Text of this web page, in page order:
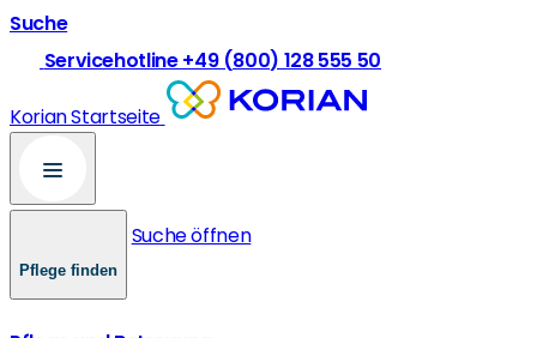
Suche
Servicehotline +49 (800) 128 555 50
Korian Startseite
Pflege finden
Suche öffnen